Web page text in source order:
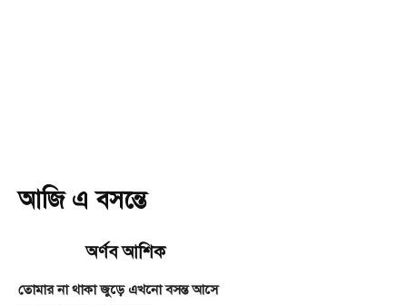
আজি এ বসন্তে
অর্ণব আশিক
তোমার না থাকা জুড়ে এখনো বসন্ত আসে